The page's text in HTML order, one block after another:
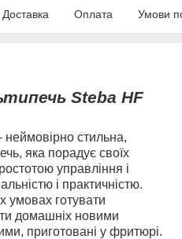
Доставка Оплата Умови
Steba HF
стильна,
яка порадує своїх
управління і
і практичністю.
умовах готувати
домашніх новими
приготовані у фритюрі.